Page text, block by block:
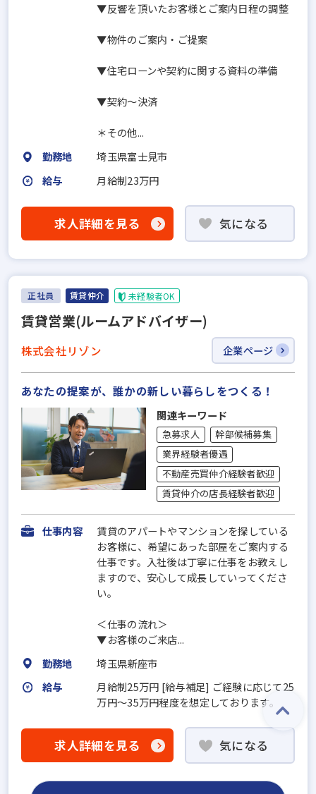
▼反響を頂いたお客様とご案内日程の調整
▼物件のご案内・ご提案
▼住宅ローンや契約に関する資料の準備
▼契約～決済
＊その他...
勤務地
埼玉県富士見市
給与
月給制23万円
求人詳細を見る 気になる
正社員 賃貸仲介 未経験者OK
賃貸営業(ルームアドバイザー)
株式会社リゾン 企業ページ
あなたの提案が、誰かの新しい暮らしをつくる！
関連キーワード
急募求人
幹部候補募集
業界経験者優遇
不動産売買仲介経験者歓迎
賃貸仲介の店長経験者歓迎
仕事内容
賃貸のアパートやマンションを探している
お客様に、希望にあった部屋をご案内する
仕事です。入社後は丁寧に仕事をお教えし
ますので、安心して成長していってくださ
い。
＜仕事の流れ＞
▼お客様のご来店...
勤務地
埼玉県新座市
給与
月給制25万円 [給与補足] ご経験に応じて25
万円～35万円程度を想定しております。
求人詳細を見る 気になる